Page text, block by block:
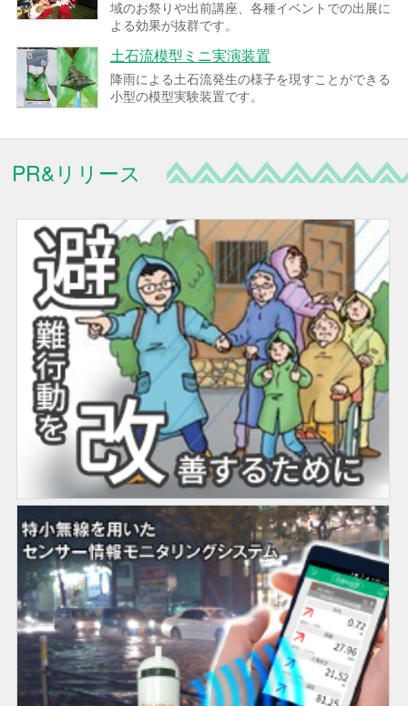
域のお祭りや出前講座、各種イベントでの出展に
よる効果が抜群です。
土石流模型ミニ実演装置
降雨による土石流発生の様子を現すことができる
小型の模型実験装置です。
PR&リリース